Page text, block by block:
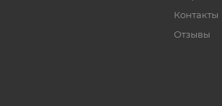
Контакты
Отзывы